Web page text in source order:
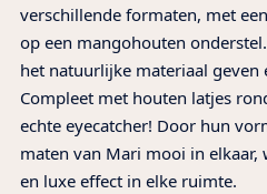
verschillende formaten, met
op een mangohouten
het natuurlijke materiaal geven
Compleet met houten latjes
echte eyecatcher! Door hun
maten van Mari mooi in elkaar,
en luxe effect in elke ruimte.